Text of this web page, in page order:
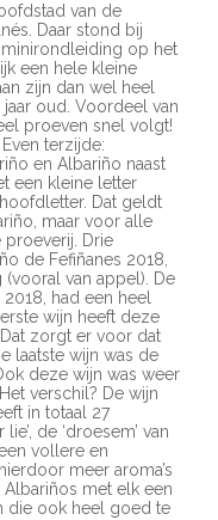
van de
Daar stond bij
minirondleiding op het
een hele kleine
zijn dan wel heel
oud. Voordeel van
proeven snel volgt!
terzijde:
en Albariño naast
een kleine letter
Dat geldt
maar voor alle
proeverij. Drie
de Fefiñanes 2018,
van appel). De
had een heel
wijn heeft deze
zorgt er voor dat
laatste wijn was de
deze wijn was weer
verschil? De wijn
in totaal 27
de ‘droesem’ van
vollere en
meer aroma’s
met elk een
die ook heel goed te